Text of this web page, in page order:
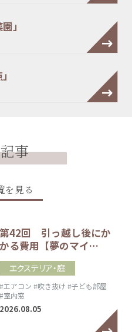
」
事
を見る
第42回 引っ越し後にか
かる費用【夢のマイ…
エクステリア・庭
#エアコン #吹き抜け #子ども部屋
#室内窓
2026.08.05